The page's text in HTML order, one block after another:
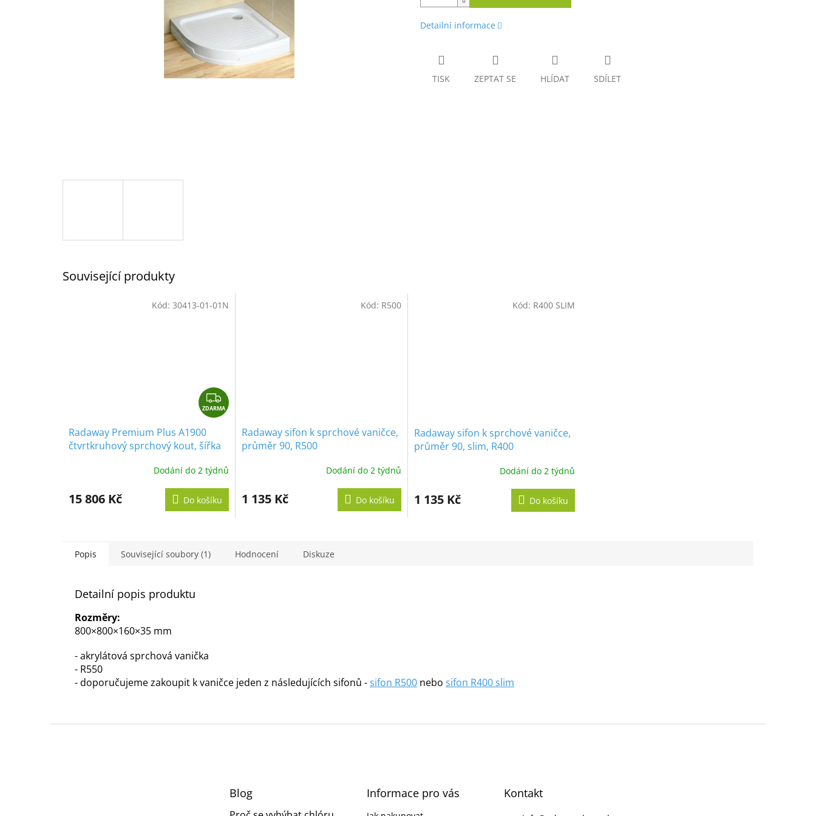
Detailní informace
TISK ZEPTAT SE HLÍDAT SDÍLET
Související produkty
Z
D
R
A
ZDARMA
Radaway Premium Plus A1900
čtvrtkruhový sprchový kout, šířka
Dodání do 2 týdnů
15 806 Kč Do košíku
Kód: 30413-01-01N
Radaway sifon k sprchové vaničce,
průměr 90, R500
Dodání do 2 týdnů
1 135 Kč Do košíku
Kód: R500
Radaway sifon k sprchové vaničce,
průměr 90, slim, R400
Dodání do 2 týdnů
1 135 Kč Do košíku
Kód: R400 SLIM
Popis Související soubory (1) Hodnocení Diskuze
Detailní popis produktu
Rozměry:
800×800×160×35 mm
- akrylátová sprchová vanička
- R550
- doporučujeme zakoupit k vaničce jeden z následujících sifonů -sifon R500 nebo sifon R400 slim
Blog Informace pro vás Kontakt